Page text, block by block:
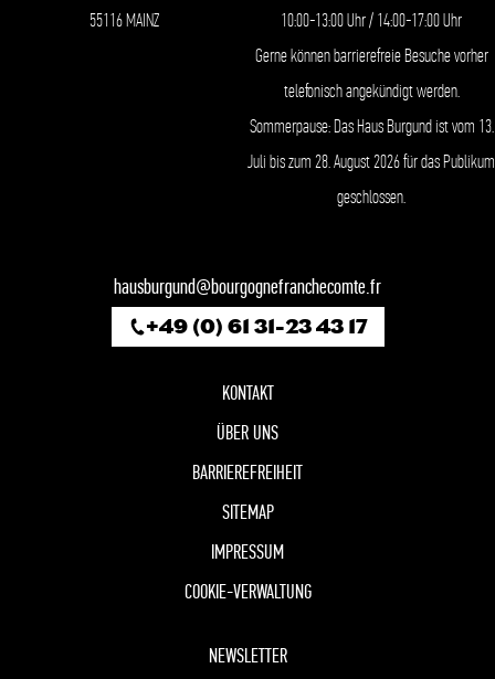
55116 MAINZ
10:00-13:00 Uhr / 14:00-17:00 Uhr
Gerne können barrierefreie Besuche vorher
telefonisch angekündigt werden.
Sommerpause: Das Haus Burgund ist vom 13.
Juli bis zum 28. August 2026 für das Publikum
geschlossen.
hausburgund@bourgognefranchecomte.fr
+49 (0) 61 31-23 43 17
KONTAKT
ÜBER UNS
BARRIEREFREIHEIT
SITEMAP
IMPRESSUM
COOKIE-VERWALTUNG
NEWSLETTER